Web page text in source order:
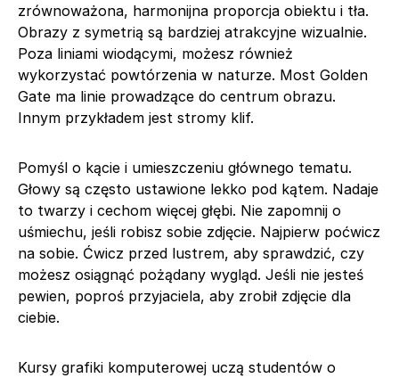
zrównoważona, harmonijna proporcja obiektu i tła.
Obrazy z symetrią są bardziej atrakcyjne wizualnie.
Poza liniami wiodącymi, możesz również
wykorzystać powtórzenia w naturze. Most Golden
Gate ma linie prowadzące do centrum obrazu.
Innym przykładem jest stromy klif.
Pomyśl o kącie i umieszczeniu głównego tematu.
Głowy są często ustawione lekko pod kątem. Nadaje
to twarzy i cechom więcej głębi. Nie zapomnij o
uśmiechu, jeśli robisz sobie zdjęcie. Najpierw poćwicz
na sobie. Ćwicz przed lustrem, aby sprawdzić, czy
możesz osiągnąć pożądany wygląd. Jeśli nie jesteś
pewien, poproś przyjaciela, aby zrobił zdjęcie dla
ciebie.
Kursy grafiki komputerowej uczą studentów o